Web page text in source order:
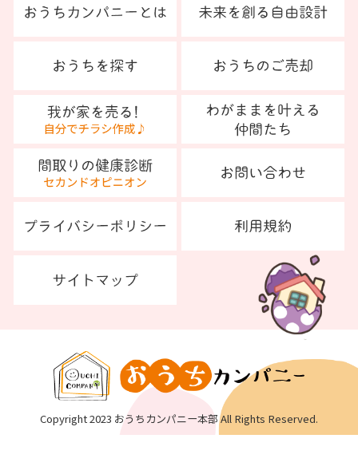
Copyright 2023 おうちカンパニー本部 All Rights Reserved.